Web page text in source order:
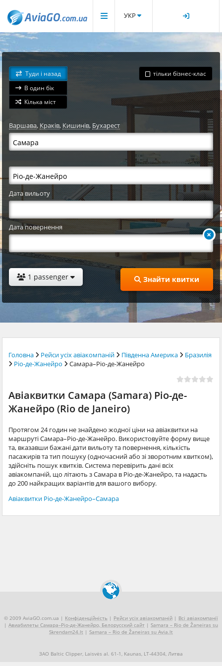
УКР
Туди і назад
В один бік
Кілька міст
тільки бізнес-клас
Варшава,Краків, Кишинів, Бухарест
Дата вильоту
Дата повернення
1 passenger Знайти квитки
Головна Рейси усіх авіакомпаній Південна Америка
Бразилія
Ріо-де-Жанейро
Самара–Ріо-де-Жанейро
Авіаквитки Самара (Samara) Ріо-де-
Жанейро (Rio de Janeiro)
Протягом 24 годин не знайдено жодної ціни на авіаквитки на
маршруті Самара–Ріо-де-Жанейро. Використовуйте форму вище
та, вказавши бажані дати вильоту та повернення, кількість
пасажирів та тип пошуку (одночасний або зі зворотним квитком),
здійсніть пошук квитків. Система перевірить дані всіх
авіакомпаній, що літають з Самара в Ріо-де-Жанейро, та надасть
до 200 найкращих варіантів для вашого вибору.
Авіаквитки Ріо-де-Жанейро–Самара
© 2009 AviaGO.com.ua | Конфіденційність | Рейси усіх авіакомпаній | Всі авіакомпанії
| Авиабилеты Самара–Ріо-де-Жанейро, Белорусский сайт | Samara – Rio de Žaneiras su
Skrendam24.lt | Samara – Rio de Žaneiras su Avia.lt
ЗАО Baltic Clipper, Laisvės al. 61-1, Kaunas, LT-44304, Литва